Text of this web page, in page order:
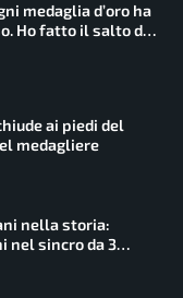
medaglia d’oro ha
Ho fatto il salto di
ai piedi del
medagliere
nella storia:
nel sincro da 3